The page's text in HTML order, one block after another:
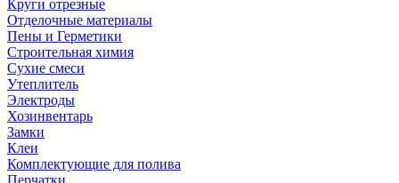
Круги отрезные
Отделочные материалы
Пены и Герметики
Строительная химия
Сухие смеси
Утеплитель
Электроды
Хозинвентарь
Замки
Клеи
Комплектующие для полива
Перчатки